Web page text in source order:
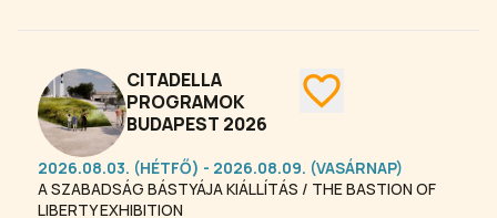
Repülőgépes vagy helikopteres
Városnéző és éjszakai romantikus
sétarepülésekre jöhet velünk
Budapesten. Lenézhet a felhők közül
a Dunakanyar, Szentendre, Visegrád
és Esztergom szépséges tájaira .
Élményrepülést kínálunk a Balatonhoz
CITADELLA
PROGRAMOK
BUDAPEST 2026
2026.08.03. (HÉTFŐ) - 2026.08.09. (VASÁRNAP)
A SZABADSÁG BÁSTYÁJA KIÁLLÍTÁS / THE BASTION OF
LIBERTY EXHIBITION